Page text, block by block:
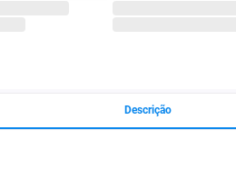
Descrição